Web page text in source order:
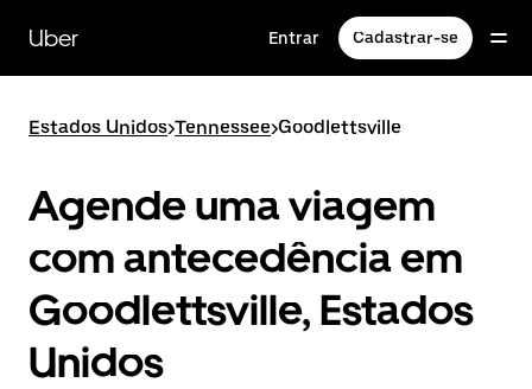
para
conteúdo
Uber Entrar Cadastrar-se
Estados Unidos>Tennessee>Goodlettsville
Agende uma viagem
com antecedência em
Goodlettsville, Estados
Unidos